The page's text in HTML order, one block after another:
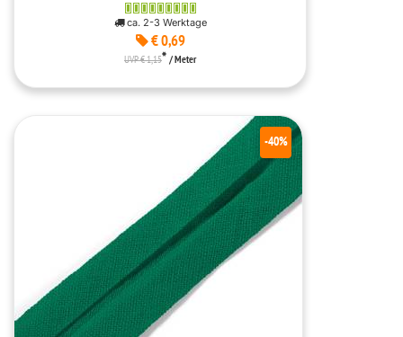
ca. 2-3 Werktage
€ 0,69
UVP € 1,15* / Meter
-40%